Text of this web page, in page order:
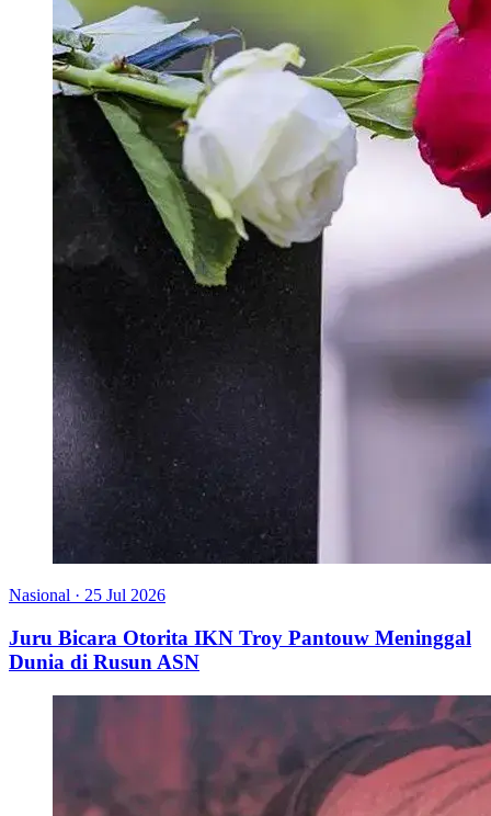
Nasional · 25 Jul 2026
Juru Bicara Otorita IKN Troy Pantouw Meninggal
Dunia di Rusun ASN